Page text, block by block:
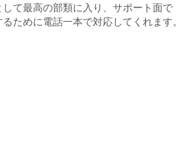
て最高の部類に入り、サポート面で
ために電話一本で対応してくれます。